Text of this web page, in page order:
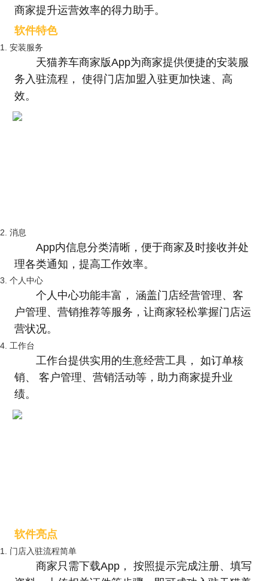
商家提升运营效率的得力助手。
软件特色
1. 安装服务
天猫养车商家版App为商家提供便捷的安装服
务入驻流程， 使得门店加盟入驻更加快速、高
效。
2. 消息
App内信息分类清晰，便于商家及时接收并处
理各类通知，提高工作效率。
3. 个人中心
个人中心功能丰富， 涵盖门店经营管理、客
户管理、营销推荐等服务，让商家轻松掌握门店运
营状况。
4. 工作台
工作台提供实用的生意经营工具， 如订单核
销、 客户管理、营销活动等，助力商家提升业
绩。
软件亮点
1. 门店入驻流程简单
商家只需下载App， 按照提示完成注册、填写